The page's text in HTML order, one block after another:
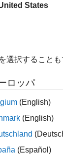
States
選択することも
ロッパ
(English)
(English)
(Español)